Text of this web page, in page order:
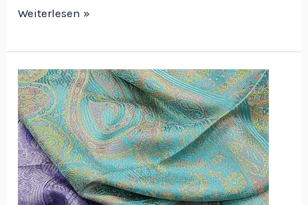
Weiterlesen »
Alles
Wissenswerte
über
Cashmere